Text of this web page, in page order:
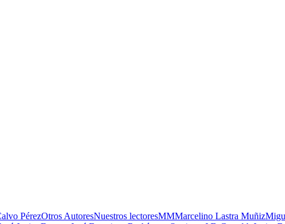
PérezOtros AutoresNuestros lectoresMMMarcelino Lastra Muñiz